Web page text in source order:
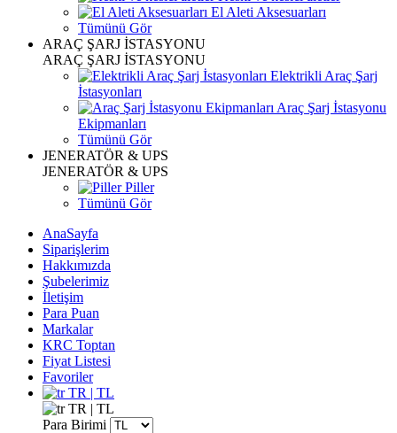
El Aleti Aksesuarları
Tümünü Gör
ARAÇ ŞARJ İSTASYONU
ARAÇ ŞARJ İSTASYONU
Elektrikli Araç Şarj
İstasyonları
Araç Şarj İstasyonu
Ekipmanları
Tümünü Gör
JENERATÖR & UPS
JENERATÖR & UPS
Piller
Tümünü Gör
AnaSayfa
Siparişlerim
Hakkımızda
Şubelerimiz
İletişim
Para Puan
Markalar
KRC Toptan
Fiyat Listesi
Favoriler
TR | TL
TR | TL
Para Birimi